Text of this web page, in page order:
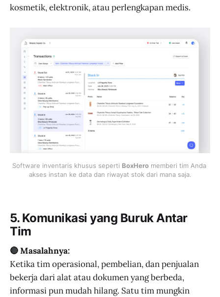
kosmetik, elektronik, atau perlengkapan medis.
Software inventaris khusus seperti BoxHero memberi tim Anda
akses instan ke data dan riwayat stok dari mana saja.
5. Komunikasi yang Buruk Antar
Tim
🔴 Masalahnya:
Ketika tim operasional, pembelian, dan penjualan
bekerja dari alat atau dokumen yang berbeda,
informasi pun mudah hilang. Satu tim mungkin